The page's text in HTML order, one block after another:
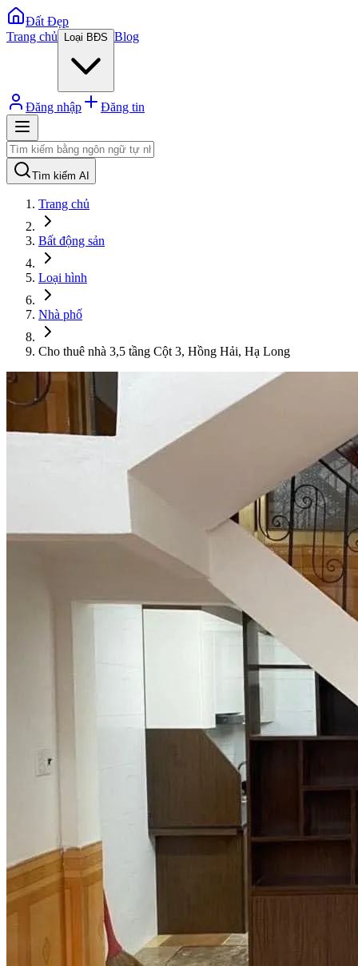
Đất Đẹp
Trang chủ
Loại BĐS Blog
Đăng nhập Đăng tin
Tìm kiếm AI
Trang chủ
Bất động sản
Loại hình
Nhà phố
Cho thuê nhà 3,5 tầng Cột 3, Hồng Hải, Hạ Long